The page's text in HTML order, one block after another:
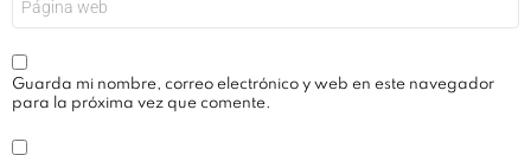
Guarda mi nombre, correo electrónico y web en este navegador
para la próxima vez que comente.